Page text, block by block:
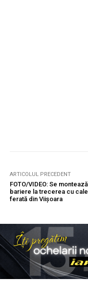
ARTICOLUL PRECEDENT
FOTO/VIDEO: Se montează
bariere la trecerea cu cale
ferată din Viișoara